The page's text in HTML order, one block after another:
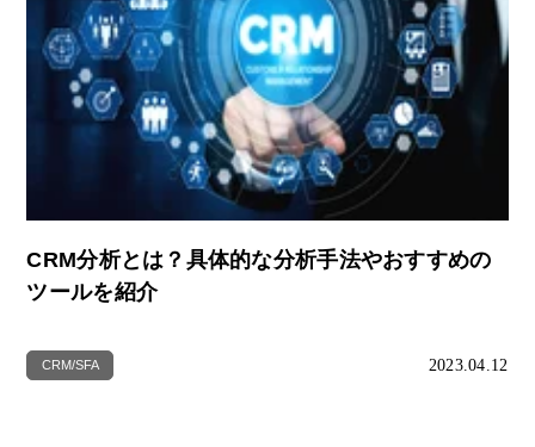
CRM分析とは？具体的な分析手法やおすすめの
ツールを紹介
CRM/SFA 2023.04.12